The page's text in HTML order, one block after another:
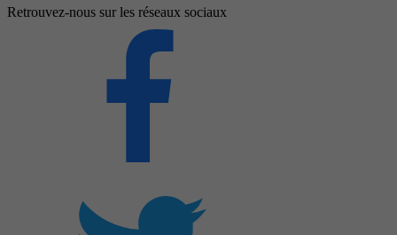
Retrouvez-nous sur les réseaux sociaux